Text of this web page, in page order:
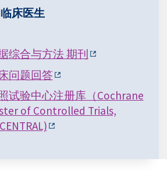
床医生
综合与方法期刊
问题回答
试验中心注册库（Cochrane
of Controlled Trials,